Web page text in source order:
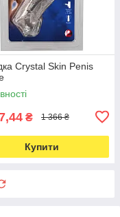
Crystal Skin Penis
₴ 1 366 ₴
Купити